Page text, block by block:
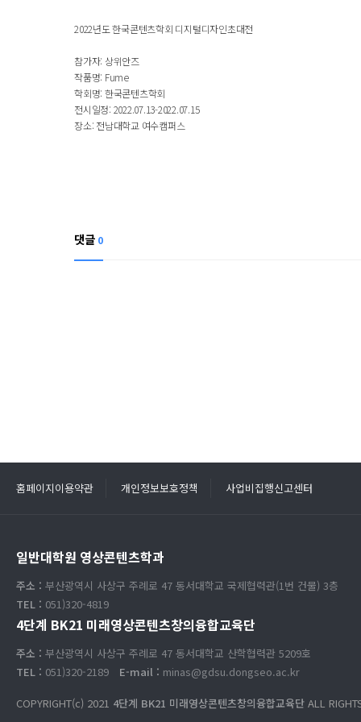
2022년도 한국콘텐츠학회 디지털디자인초대전
참가자: 상위안즈
작품명: Fume
학회명: 한국콘텐츠학회
전시일정: 2022.07.13-2022.07.15
장소: 전남대학교 여수캠퍼스
댓글 0
홈페이지이용약관 개인정보보호정책 사업비집행신고센터
일반대학원 영상콘텐츠학과
주소 : 부산광역시 사상구 주례로 47 동서대학교 국제협력관(1번 건물) 3층
TEL : 051)320-4819
4단계 BK21 미래영상콘텐츠창의융합교육단
주소 : 부산광역시 사상구 주례로 47 동서대학교 산학협력관 5209호
TEL : 051)320-2189 E-mail : minas@gdsu.dongseo.ac.kr
COPYRIGHT(c) 2021 4단계 BK21 미래영상콘텐츠창의융합교육단 ALL